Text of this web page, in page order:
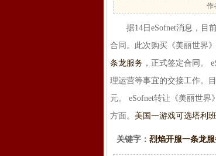
作
据14日eSofnet消息，目前
合同。此次购买《美丽世界
条龙服务 ，正式签定合同。
理运营等事宜的交接工作。
元。 eSofnet转让《美丽世
方面。 美国一游戏可选塔利
关键字： 烈焰开服一条龙